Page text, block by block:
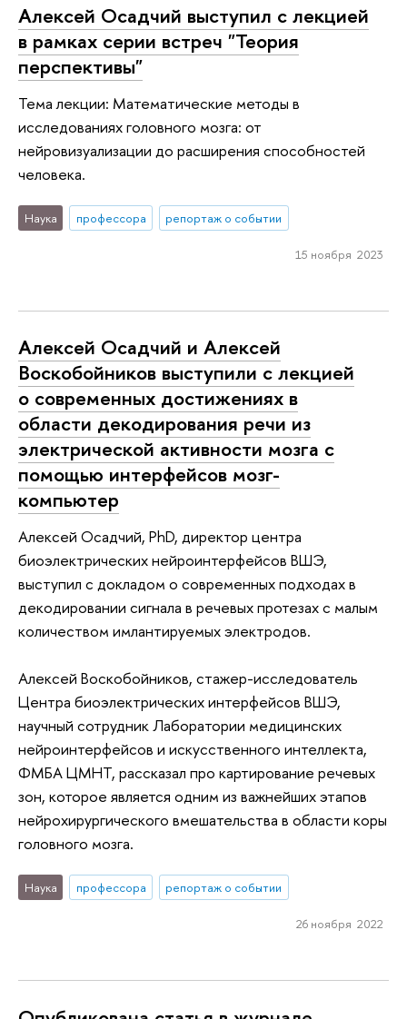
Алексей Осадчий выступил с лекцией
в рамках серии встреч "Теория
перспективы"
Тема лекции: Математические методы в
исследованиях головного мозга: от
нейровизуализации до расширения способностей
человека.
Наука профессора репортаж о событии
15 ноября 2023
Алексей Осадчий и Алексей
Воскобойников выступили с лекцией
о современных достижениях в
области декодирования речи из
электрической активности мозга с
помощью интерфейсов мозг-
компьютер
Алексей Осадчий, PhD, директор центра
биоэлектрических нейроинтерфейсов ВШЭ,
выступил с докладом о современных подходах в
декодировании сигнала в речевых протезах с малым
количеством имлантируемых электродов.
Алексей Воскобойников, стажер-исследователь
Центра биоэлектрических интерфейсов ВШЭ,
научный сотрудник Лаборатории медицинских
нейроинтерфейсов и искусственного интеллекта,
ФМБА ЦМНТ, рассказал про картирование речевых
зон, которое является одним из важнейших этапов
нейрохирургического вмешательства в области коры
головного мозга.
Наука профессора репортаж о событии
26 ноября 2022